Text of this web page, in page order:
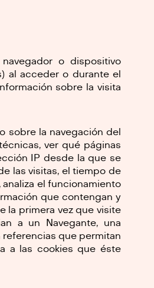
o dispositivo
al acceder o durante el
sobre la visita
sobre la navegación del
ver qué páginas
IP desde la que se
las visitas, el tiempo de
el funcionamiento
que contengan y
la primera vez que visite
a un Navegante, una
que permitan
a las cookies que éste